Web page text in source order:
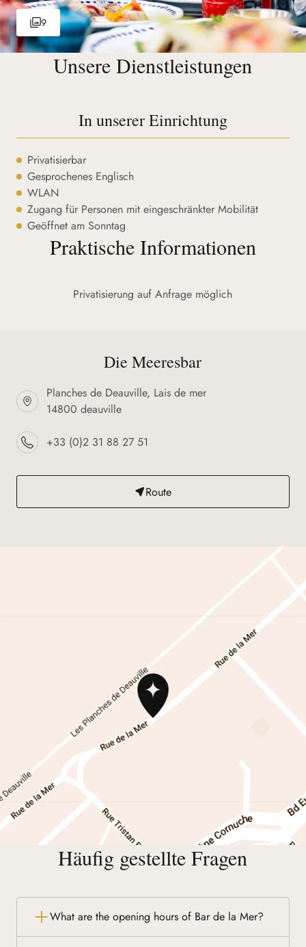
9
Unsere Dienstleistungen
In unserer Einrichtung
Privatisierbar
Gesprochenes Englisch
WLAN
Zugang für Personen mit eingeschränkter Mobilität
Geöffnet am Sonntag
Praktische Informationen
Privatisierung auf Anfrage möglich
Die Meeresbar
Planches de Deauville, Lais de mer
14800 deauville
+33 (0)2 31 88 27 51
Route
Häufig gestellte Fragen
What are the opening hours of Bar de la Mer?